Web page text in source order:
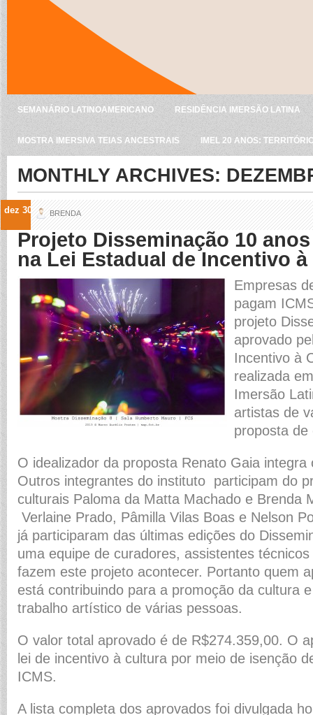
SEMANÁRIO LATINOAMERICANO RESIDÊNCIA IMERSÃO LATINA
MOSTRA IMERSIVA TEIAS ANCESTRAIS IMEL 20 ANOS:
MONTHLY ARCHIVES:
dez 30 BRENDA
Projeto Disseminação 10
na Lei Estadual de Incentivo
Empresas
pagam
projeto
aprovado
Incentivo à
realizada
Imersão
artistas de
proposta de
O idealizador da proposta Renato Gaia integra
Outros integrantes do instituto participam do
culturais Paloma da Matta Machado e Brenda
Verlaine Prado, Pâmilla Vilas Boas e Nelson
já participaram das últimas edições do
uma equipe de curadores, assistentes
fazem este projeto acontecer. Portanto quem
está contribuindo para a promoção da cultura
trabalho artístico de várias pessoas.
O valor total aprovado é de R$274.359,00. O
lei de incentivo à cultura por meio de isenção
ICMS.
A lista completa dos aprovados foi divulgada